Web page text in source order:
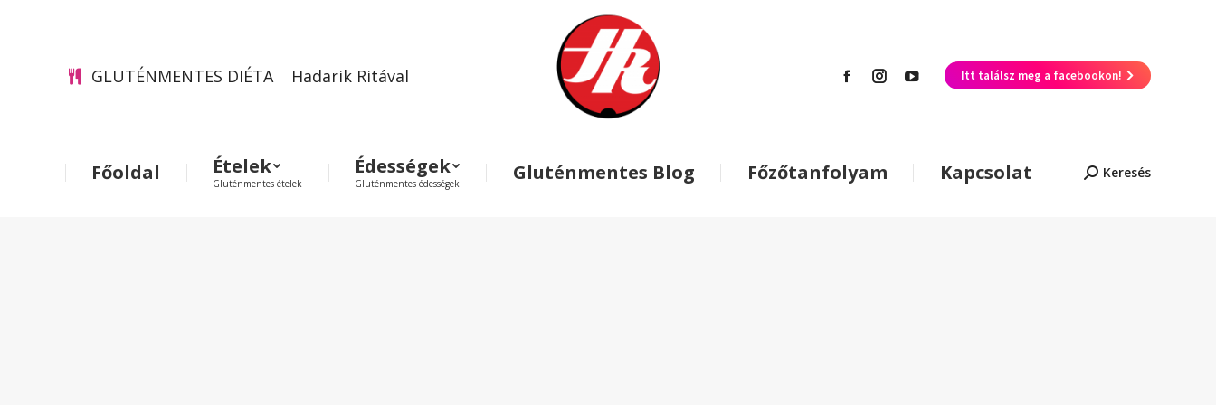
GLUTÉNMENTES DIÉTA Hadarik Ritával Itt találsz meg a facebookon!
Főoldal Ételek
Gluténmentes ételek
Édességek
Gluténmentes édességek Gluténmentes Blog Főzőtanfolyam Kapcsolat Keresés:
Keresés